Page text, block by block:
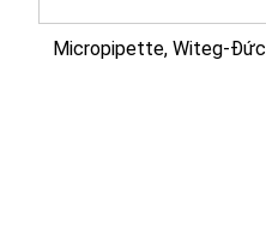
Micropipette, Witeg-Đức